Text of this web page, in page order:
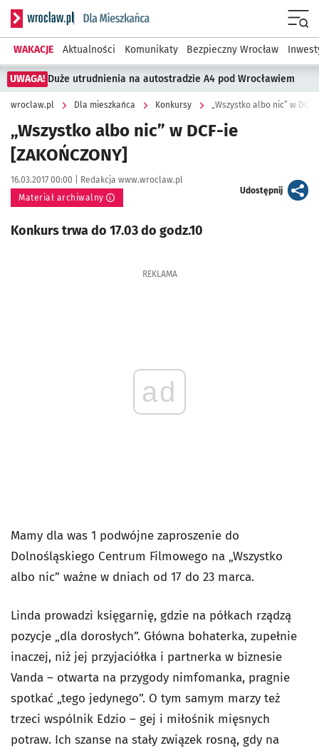
Serwis informacyjny wroclaw.pl podserwis: Dla mieszkańca
WAKACJE Aktualności Komunikaty Bezpieczny Wrocław
UWAGA! Duże utrudnienia na autostradzie A4 pod Wrocławiem
wroclaw.pl Dla mieszkańca Konkursy „Wszystko albo nic” w DCF-
„Wszystko albo nic” w DCF-ie
[ZAKOŃCZONY]
Data publikacji:
16.03.2017 00:00 | Autor:
Redakcja www.wroclaw.pl
Materiał archiwalny
Udostępnijartykuł
Konkurs trwa do 17.03 do godz.10
REKLAMA
ad
Mamy dla was 1 podwójne zaproszenie do
Dolnośląskiego Centrum Filmowego na „Wszystko
albo nic” ważne w dniach od 17 do 23 marca.
Linda prowadzi księgarnię, gdzie na półkach rządzą
pozycje „dla dorosłych”. Główna bohaterka, zupełnie
inaczej, niż jej przyjaciółka i partnerka w biznesie
Vanda – otwarta na przygody nimfomanka, pragnie
spotkać „tego jedynego”. O tym samym marzy też
trzeci wspólnik Edzio – gej i miłośnik mięsnych
potraw. Ich szanse na stały związek rosną, gdy na